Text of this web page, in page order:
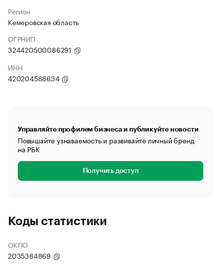
Регион
Кемеровская область
ОГРНИП
324420500086291
ИНН
420204588634
Управляйте профилем бизнеса и публикуйте новости
Повышайте узнаваемость и развивайте личный бренд
на РБК
Получить доступ
Коды статистики
ОКПО
2035384869